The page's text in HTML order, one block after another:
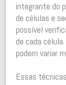
integrante do
de células e
possível
de cada
podem variar
Essas